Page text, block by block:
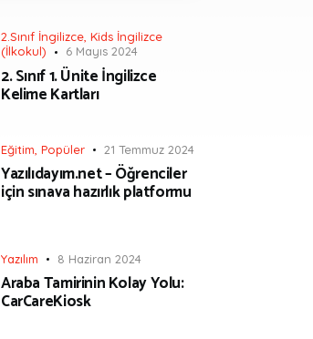
2.Sınıf İngilizce, Kids İngilizce
(İlkokul)
6 Mayıs 2024
2. Sınıf 1. Ünite İngilizce
Kelime Kartları
Eğitim Popüler 21 Temmuz 2024
Yazılıdayım.net – Öğrenciler
için sınava hazırlık platformu
Yazılım 8 Haziran 2024
Araba Tamirinin Kolay Yolu:
CarCareKiosk